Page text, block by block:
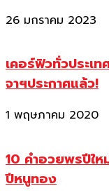
26 มกราคม 2023
เคอร์ฟิวทั่วประเ
จาฯประกาศแล้ว!
1 พฤษภาคม 2020
10 คำอวยพรปีใ
ปีหนูทอง